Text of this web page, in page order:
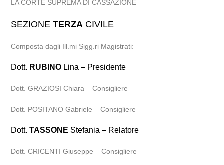
LA CORTE SUPREMA DI CASSAZIONE
SEZIONETERZA CIVILE
Composta dagli Ill.mi Sigg.ri Magistrati:
Dott. RUBINO Lina – Presidente
Dott. GRAZIOSI Chiara – Consigliere
Dott. POSITANO Gabriele – Consigliere
Dott.TASSONE Stefania – Relatore
Dott. CRICENTI Giuseppe – Consigliere